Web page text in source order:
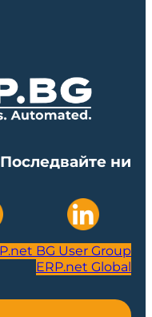
Последвайте ни
BG User Group
ERP.net Global